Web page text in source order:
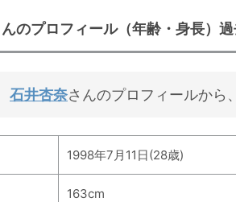
のプロフィール（年齢・身長）
石井杏奈さんのプロフィールから
1998年7月11日(28歳)
163cm